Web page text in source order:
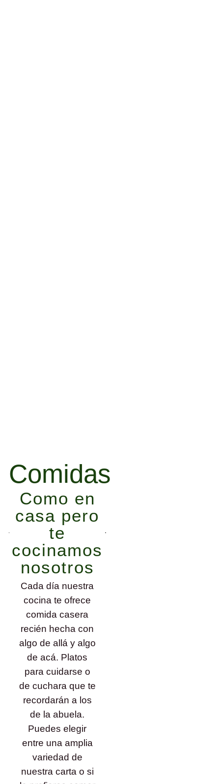
Comidas
Como en
casa pero
te
cocinamos
nosotros
Cada día nuestra
cocina te ofrece
comida casera
recién hecha con
algo de allá y algo
de acá. Platos
para cuidarse o
de cuchara que te
recordarán a los
de la abuela.
Puedes elegir
entre una amplia
variedad de
nuestra carta o si